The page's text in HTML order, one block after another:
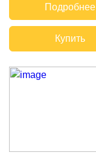
Подробнее
Купить